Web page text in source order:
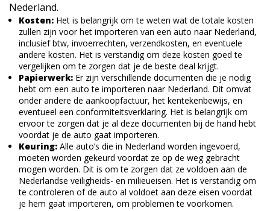
Nederland.
Kosten: Het is belangrijk om te weten wat de totale kosten
zullen zijn voor het importeren van een auto naar Nederland,
inclusief btw, invoerrechten, verzendkosten, en eventuele
andere kosten. Het is verstandig om deze kosten goed te
vergelijken om te zorgen dat je de beste deal krijgt.
Papierwerk: Er zijn verschillende documenten die je nodig
hebt om een auto te importeren naar Nederland. Dit omvat
onder andere de aankoopfactuur, het kentekenbewijs, en
eventueel een conformiteitsverklaring. Het is belangrijk om
ervoor te zorgen dat je al deze documenten bij de hand hebt
voordat je de auto gaat importeren.
Keuring: Alle auto’s die in Nederland worden ingevoerd,
moeten worden gekeurd voordat ze op de weg gebracht
mogen worden. Dit is om te zorgen dat ze voldoen aan de
Nederlandse veiligheids- en milieueisen. Het is verstandig om
te controleren of de auto al voldoet aan deze eisen voordat
je hem gaat importeren, om problemen te voorkomen.